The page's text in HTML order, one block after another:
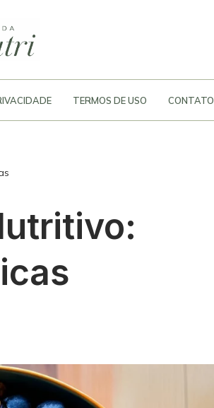
TERMOS DE USO CONTATO